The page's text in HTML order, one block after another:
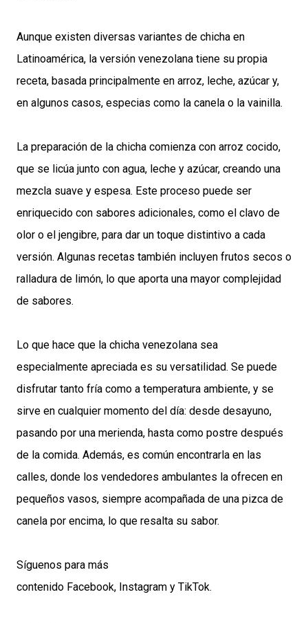
Aunque existen diversas variantes de chicha en
Latinoamérica, la versión venezolana tiene su propia
receta, basada principalmente en arroz, leche, azúcar y,
en algunos casos, especias como la canela o la vainilla.
La preparación de la chicha comienza con arroz cocido,
que se licúa junto con agua, leche y azúcar, creando una
mezcla suave y espesa. Este proceso puede ser
enriquecido con sabores adicionales, como el clavo de
olor o el jengibre, para dar un toque distintivo a cada
versión. Algunas recetas también incluyen frutos secos o
ralladura de limón, lo que aporta una mayor complejidad
de sabores.
Lo que hace que la chicha venezolana sea
especialmente apreciada es su versatilidad. Se puede
disfrutar tanto fría como a temperatura ambiente, y se
sirve en cualquier momento del día: desde desayuno,
pasando por una merienda, hasta como postre después
de la comida. Además, es común encontrarla en las
calles, donde los vendedores ambulantes la ofrecen en
pequeños vasos, siempre acompañada de una pizca de
canela por encima, lo que resalta su sabor.
Síguenos para más
contenido Facebook, Instagram y TikTok.